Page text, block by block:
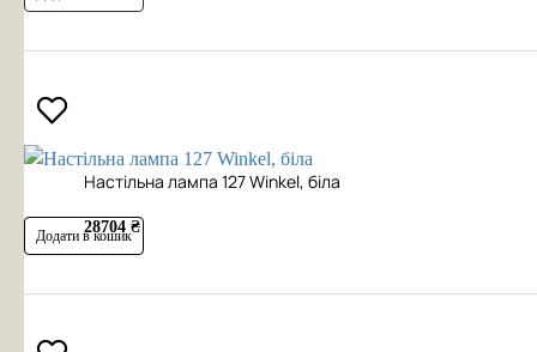
Настільна лампа 127 Winkel, біла
28704 ₴
Додати в кошик